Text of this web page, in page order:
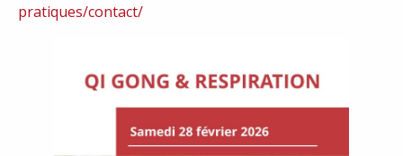
pratiques/contact/